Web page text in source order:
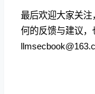
最后欢迎大家关
何的反馈与建议